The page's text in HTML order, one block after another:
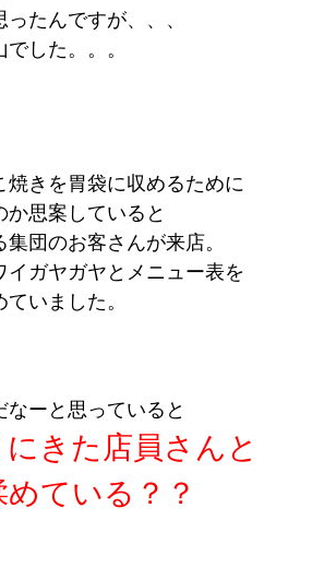
たんですが、、、
した。。。
焼きを胃袋に収めるために
か思案していると
団のお客さんが来店。
イガヤガヤとメニュー表を
いました。
ーと思っていると
きた店員さんと
ている？？